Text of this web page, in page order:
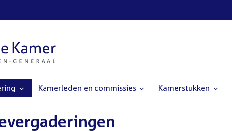
Kamerleden en commissies Kamerstukken